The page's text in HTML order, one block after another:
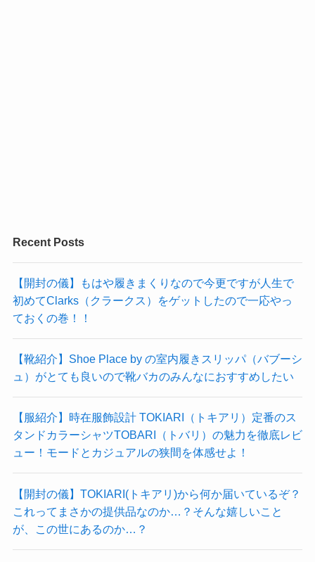
Recent Posts
【開封の儀】もはや履きまくりなので今更ですが人生で
初めてClarks（クラークス）をゲットしたので一応やっ
ておくの巻！！
【靴紹介】Shoe Place by の室内履きスリッパ（バブーシ
ュ）がとても良いので靴バカのみんなにおすすめしたい
【服紹介】時在服飾設計 TOKIARI（トキアリ）定番のス
タンドカラーシャツTOBARI（トバリ）の魅力を徹底レビ
ュー！モードとカジュアルの狭間を体感せよ！
【開封の儀】TOKIARI(トキアリ)から何か届いているぞ？
これってまさかの提供品なのか…？そんな嬉しいこと
が、この世にあるのか…？